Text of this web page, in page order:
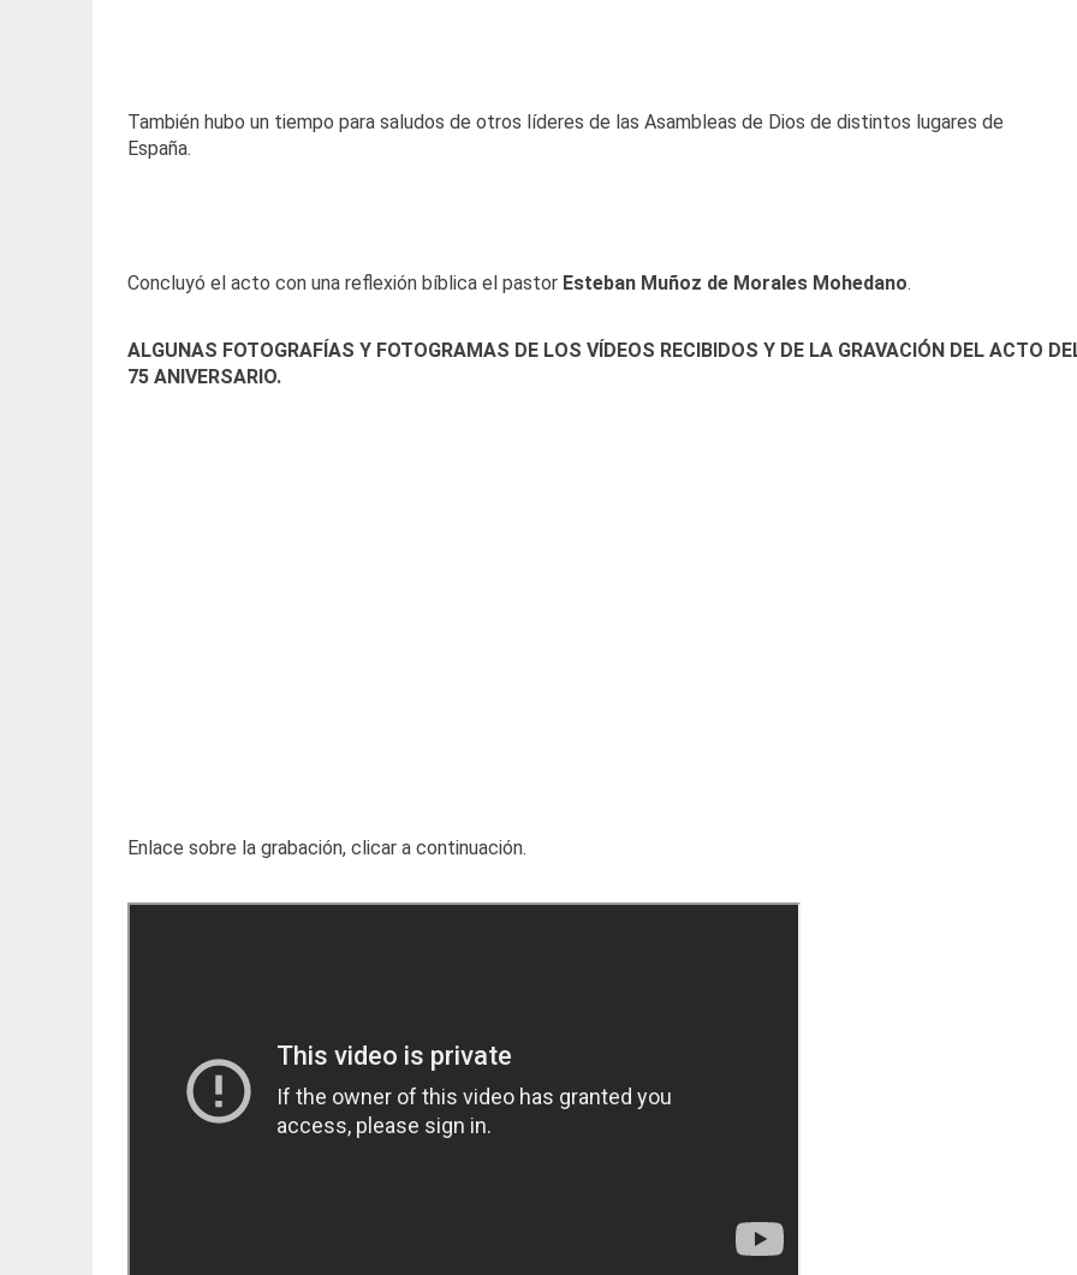
También hubo un tiempo para saludos de otros líderes de las Asambleas de Dios de distintos lugares de
España.
Concluyó el acto con una reflexión bíblica el pastor Esteban Muñoz de Morales Mohedano.
ALGUNAS FOTOGRAFÍAS Y FOTOGRAMAS DE LOS VÍDEOS RECIBIDOS Y DE LA GRAVACIÓN DEL ACTO
75 ANIVERSARIO.
Enlace sobre la grabación, clicar a continuación.